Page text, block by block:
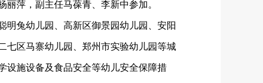
萍，副主任马葆青、李新中参加。
明兔幼儿园、高新区御景园幼儿园、安阳
七区马寨幼儿园、郑州市实验幼儿园等城
设施设备及食品安全等幼儿安全保障措